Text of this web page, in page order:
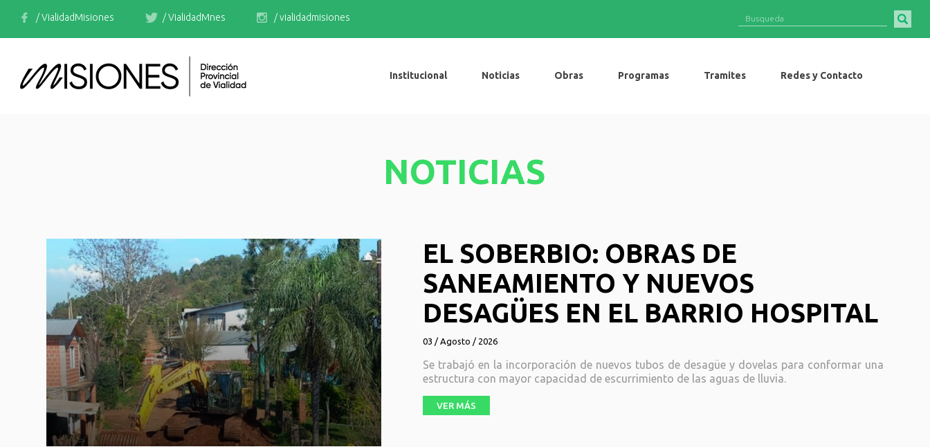
/ VialidadMisiones / VialidadMnes / vialidadmisiones
Redes y Contacto
Tramites
Programas
Obras
Noticias
Institucional
NOTICIAS
EL SOBERBIO: OBRAS DE
SANEAMIENTO Y NUEVOS
DESAGÜES EN EL BARRIO HOSPITAL
03 / Agosto / 2026
Se trabajó en la incorporación de nuevos tubos de desagüe y dovelas para conformar una
estructura con mayor capacidad de escurrimiento de las aguas de lluvia.
VER MÁS